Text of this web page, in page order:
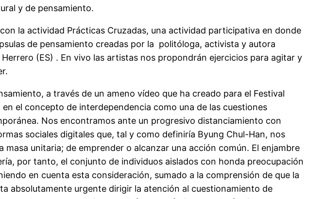
y de pensamiento.
la actividad Prácticas Cruzadas, una actividad participativa en donde
de pensamiento creadas por la politóloga, activista y autora
(ES) . En vivo las artistas nos propondrán ejercicios para agitar y
a través de un ameno vídeo que ha creado para el Festival
el concepto de interdependencia como una de las cuestiones
Nos encontramos ante un progresivo distanciamiento con
sociales digitales que, tal y como definiría Byung Chul-Han, nos
unitaria; de emprender o alcanzar una acción común. El enjambre
por tanto, el conjunto de individuos aislados con honda preocupación
en cuenta esta consideración, sumado a la comprensión de que la
absolutamente urgente dirigir la atención al cuestionamiento de